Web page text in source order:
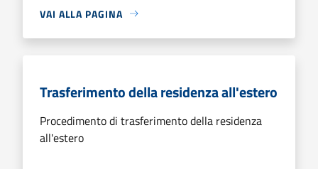
VAI ALLA PAGINA
Trasferimento della residenza all'estero
Procedimento di trasferimento della residenza
all'estero